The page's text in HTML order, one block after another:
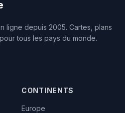
ligne depuis 2005. Cartes, plans
tous les pays du monde.
CONTINENTS
Europe